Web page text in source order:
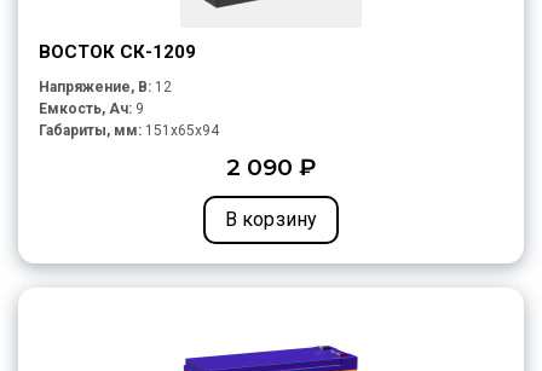
ВОСТОК СК-1209
Напряжение, В: 12
Емкость, Ач: 9
Габариты, мм: 151x65x94
2 090 ₽
В корзину